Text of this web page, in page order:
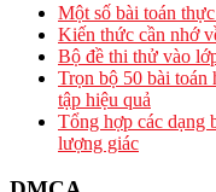
Một số bài toán
Kiến thức cần nhớ
Bộ đề thi thử vào
Trọn bộ 50 bài toán
tập hiệu quả
Tổng hợp các dạng
lượng giác